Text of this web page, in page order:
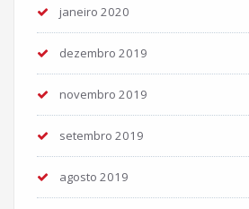
janeiro 2020
dezembro 2019
novembro 2019
setembro 2019
agosto 2019